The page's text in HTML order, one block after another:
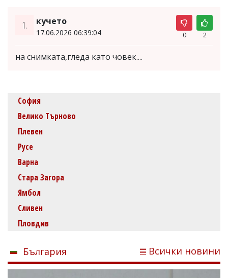
1. кучето
17.06.2026 06:39:04 0 2
на снимката,гледа като човек....
София
Велико Търново
Плевен
Русе
Варна
Стара Загора
Ямбол
Сливен
Пловдив
България Всички новини